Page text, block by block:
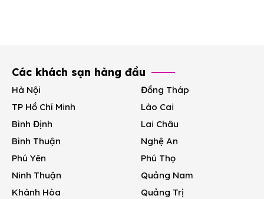
Các khách sạn hàng đầu
Hà Nội
TP Hồ Chí Minh
Bình Định
Bình Thuận
Phú Yên
Ninh Thuận
Khánh Hòa
Đồng Tháp
Lào Cai
Lai Châu
Nghệ An
Phú Thọ
Quảng Nam
Quảng Trị